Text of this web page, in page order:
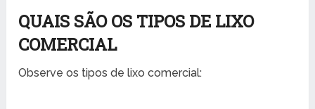
QUAIS SÃO OS TIPOS DE LIXO
COMERCIAL
Observe os tipos de lixo comercial: